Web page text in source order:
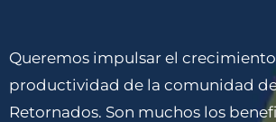
Queremos impulsar el crecimiento
productividad de la comunidad
Retornados. Son muchos los